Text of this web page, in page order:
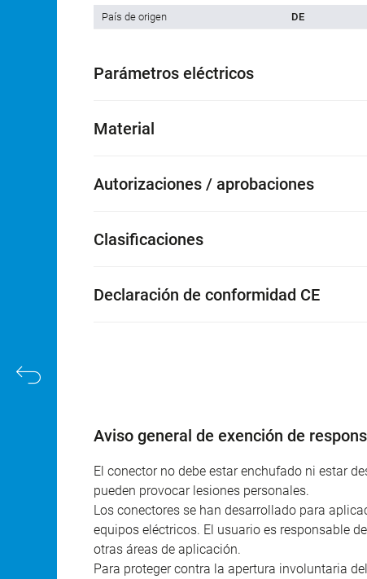
País de origen
DE
Parámetros eléctricos
Material
Autorizaciones / aprobaciones
Clasificaciones
Declaración de conformidad CE
Aviso general de exención de
El conector no debe estar enchufado ni estar
pueden provocar lesiones personales.
Los conectores se han desarrollado para
equipos eléctricos. El usuario es responsable
otras áreas de aplicación.
Para proteger contra la apertura involuntaria